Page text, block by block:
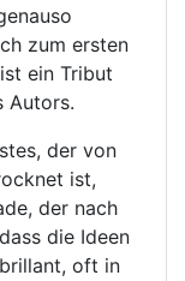
zum ersten
ein Tribut
Autors.
der von
ist,
der nach
die Ideen
oft in